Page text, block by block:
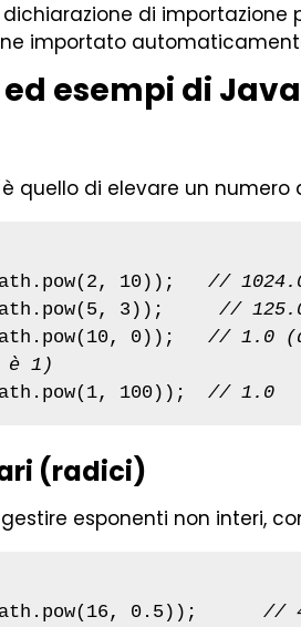
di importazione
importato
ed esempi di
quello di elevare un
10)); //
3)); //
0)); // 1.0
è 1)
100)); // 1.0
(radici)
esponenti non interi,
0.5)); //